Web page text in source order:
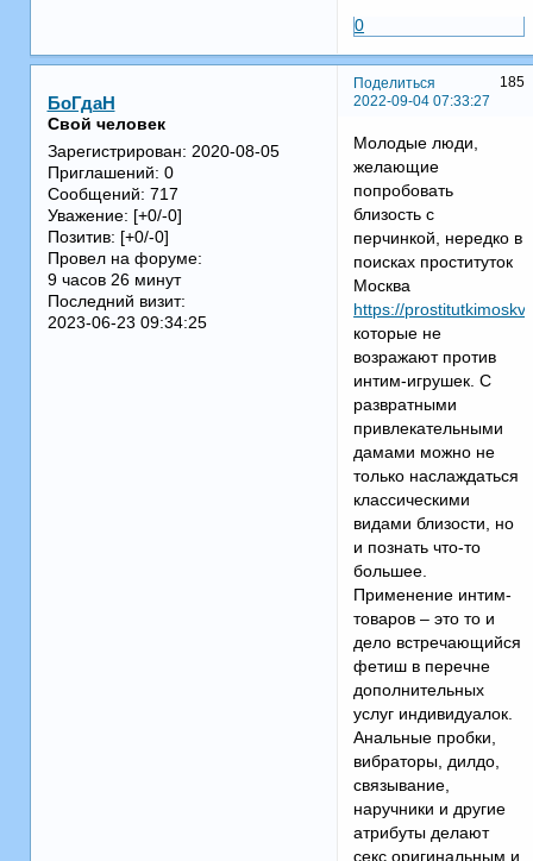
0
Поделиться
185
2022-09-04 07:33:27
БоГдаН
Свой человек
Зарегистрирован: 2020-08-05
Приглашений: 0
Сообщений: 717
Уважение: [+0/-0]
Позитив: [+0/-0]
Провел на форуме:
9 часов 26 минут
Последний визит:
2023-06-23 09:34:25
Молодые люди,
желающие
попробовать
близость с
перчинкой, нередко в
поисках проституток
Москва
https://
которые не
возражают против
интим-игрушек. С
развратными
привлекательными
дамами можно не
только наслаждаться
классическими
видами близости, но
и познать что-то
большее.
Применение интим-
товаров – это то и
дело встречающийся
фетиш в перечне
дополнительных
услуг индивидуалок.
Анальные пробки,
вибраторы, дилдо,
связывание,
наручники и другие
атрибуты делают
секс оригинальным и